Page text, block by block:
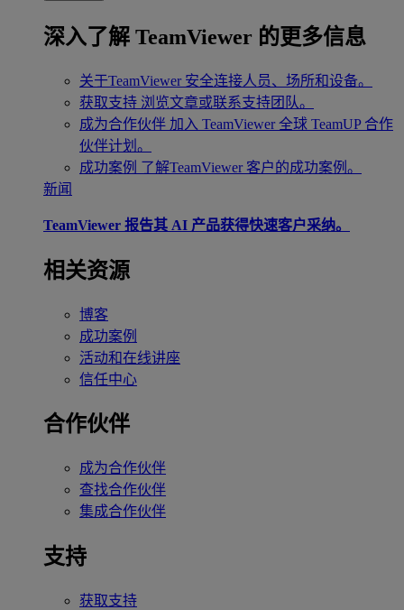
深入了解 TeamViewer 的更多信息
关于TeamViewer 安全连接人员、场所和设备。
获取支持 浏览文章或联系支持团队。
成为合作伙伴 加入 TeamViewer 全球 TeamUP 合作
伙伴计划。
成功案例 了解TeamViewer 客户的成功案例。
新闻
TeamViewer 报告其 AI 产品获得快速客户采纳。
相关资源
博客
成功案例
活动和在线讲座
信任中心
合作伙伴
成为合作伙伴
查找合作伙伴
集成合作伙伴
支持
获取支持